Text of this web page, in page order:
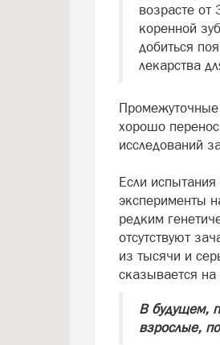
возрасте от
коренной
добиться
лекарства
Промежуточные
хорошо
исследований
Если
эксперименты
редким
отсутствуют
из тысячи и
сказывается
В будущем,
взрослые,